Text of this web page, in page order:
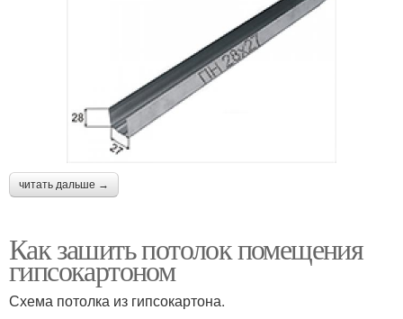
читать дальше →
Как зашить потолок помещения
гипсокартоном
Схема потолка из гипсокартона.